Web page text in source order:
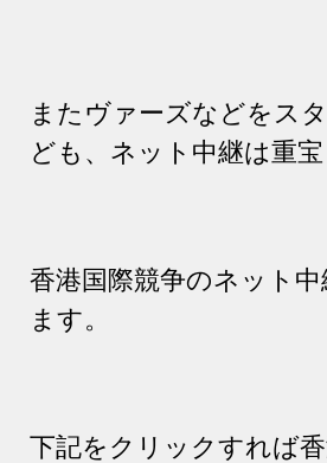
またヴァーズなどをス
ども、ネット中継は重宝
香港国際競争のネット
ます。
下記をクリックすれば